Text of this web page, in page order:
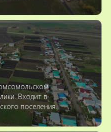
Входит в
поселения.